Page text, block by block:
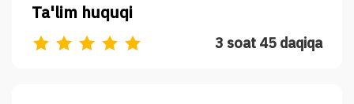
Ta'lim huquqi
3 soat 45 daqiqa